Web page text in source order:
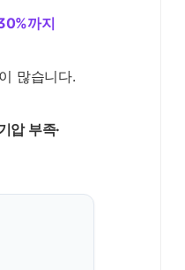
까지
많습니다.
압 부족·